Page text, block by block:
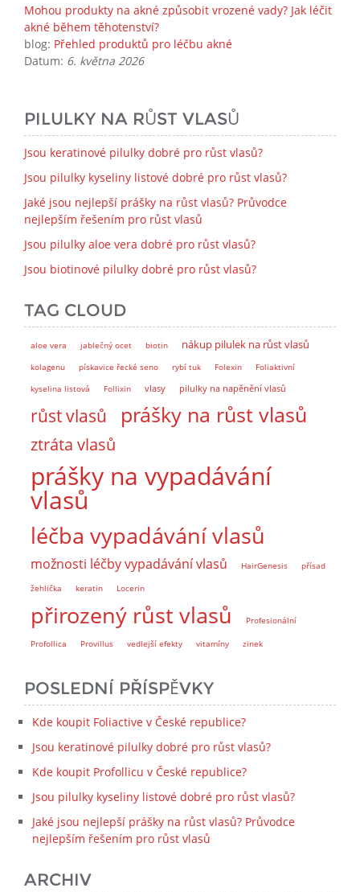
Mohou produkty na akné způsobit vrozené vady? Jak léčit
akné během těhotenství?
blog: Přehled produktů pro léčbu akné
Datum: 6. května 2026
PILULKY NA RŮST VLASŮ
Jsou keratinové pilulky dobré pro růst vlasů?
Jsou pilulky kyseliny listové dobré pro růst vlasů?
Jaké jsou nejlepší prášky na růst vlasů? Průvodce
nejlepším řešením pro růst vlasů
Jsou pilulky aloe vera dobré pro růst vlasů?
Jsou biotinové pilulky dobré pro růst vlasů?
TAG CLOUD
aloe vera jablečný ocet biotin nákup pilulek na růst vlasů
kolagenu pískavice řecké seno rybí tuk Folexin
Foliaktivní
kyselina listová
Follixin vlasy pilulky na napěnění vlasů
růst vlasů prášky na růst vlasů
ztráta vlasů
prášky na vypadávání
vlasů
léčba vypadávání vlasů
možnosti léčby vypadávání vlasů HairGenesis
přísad
žehlička
keratin Locerin
přirozený růst vlasů Profesionální
Profollica Provillus vedlejší efekty vitamíny zinek
POSLEDNÍ PŘÍSPĚVKY
Kde koupit Foliactive v České republice?
Jsou keratinové pilulky dobré pro růst vlasů?
Kde koupit Profollicu v České republice?
Jsou pilulky kyseliny listové dobré pro růst vlasů?
Jaké jsou nejlepší prášky na růst vlasů? Průvodce
nejlepším řešením pro růst vlasů
ARCHIV